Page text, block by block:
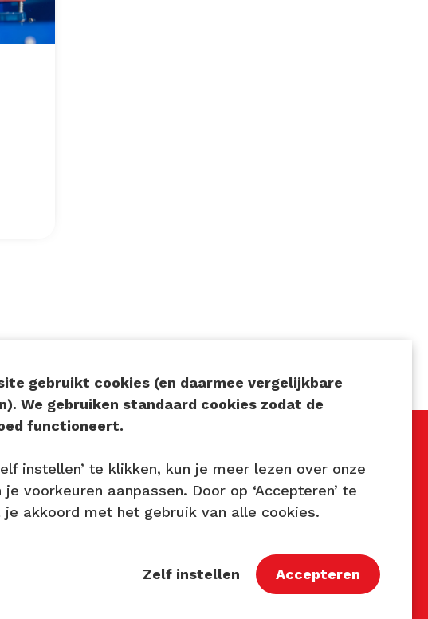
Volg ons
gebruikt cookies (en daarmee vergelijkbare
We gebruiken standaard cookies zodat de
functioneert.
instellen’ te klikken, kun je meer lezen over onze
voorkeuren aanpassen. Door op ‘Accepteren’ te
je akkoord met het gebruik van alle cookies.
Zelf instellen Accepteren